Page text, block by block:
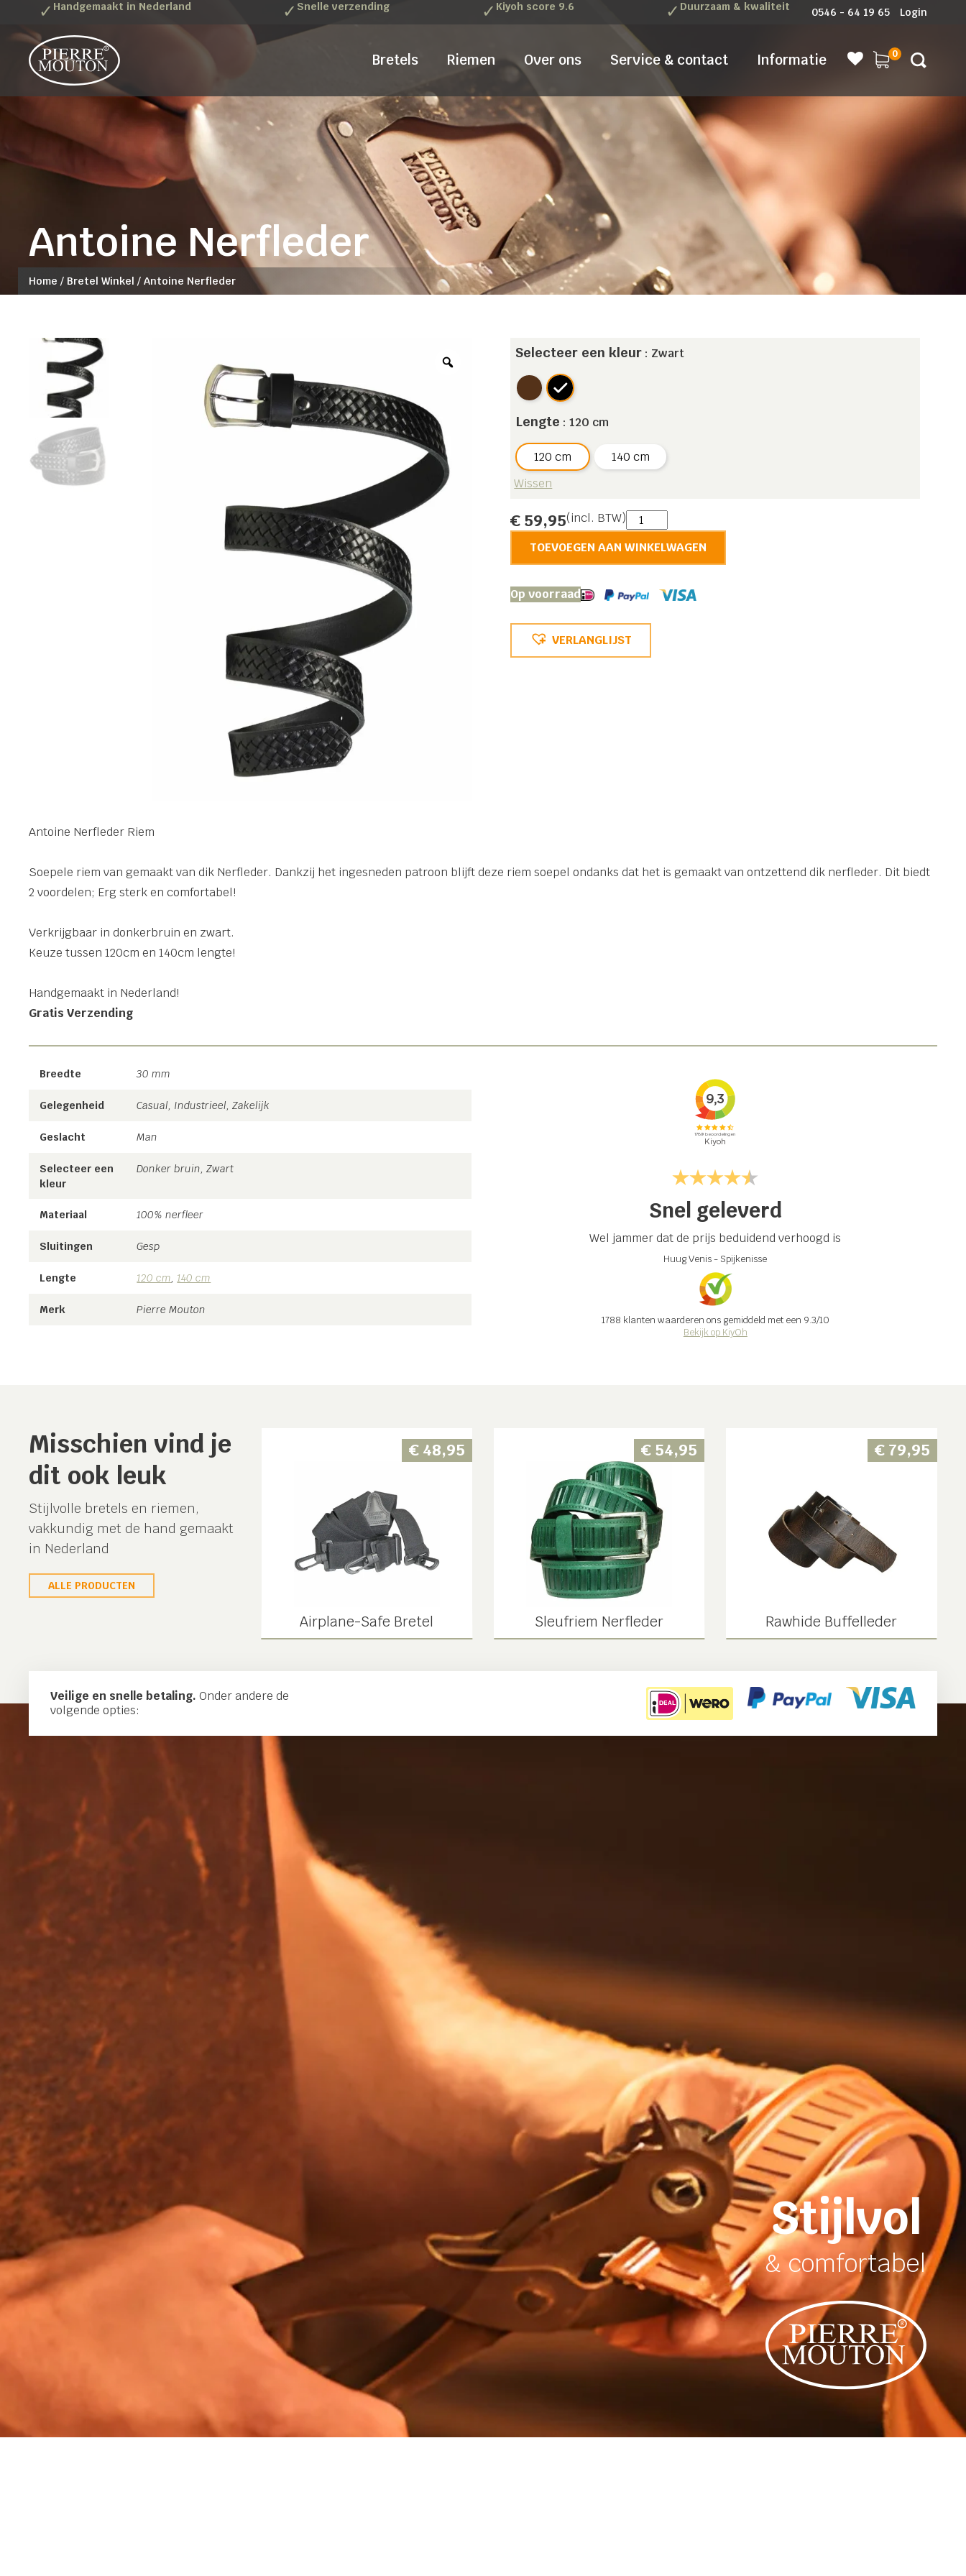
✓ Handgemaakt in Nederland ✓ Snelle verzending ✓ Kiyoh score 9.6 ✓ Duurzaam & kwaliteit 0546 - 64 19 65 Login
Bretels Riemen Over ons Service & contact Informatie 0
Antoine Nerfleder
Home / Bretel Winkel /Antoine Nerfleder
Selecteer een kleur : Zwart
Lengte : 120 cm
120 cm
140 cm
Wissen
€59,95(incl. BTW) Antoine
Nerfleder
aantal
TOEVOEGEN AAN WINKELWAGEN
Op voorraad
VERLANGLIJST
Antoine Nerfleder Riem
Soepele riem van gemaakt van dik Nerfleder. Dankzij het ingesneden patroon blijft deze riem soepel ondanks dat het is gemaakt van ontzettend dik nerfleder. Dit biedt
2 voordelen; Erg sterk en comfortabel!
Verkrijgbaar in donkerbruin en zwart.
Keuze tussen 120cm en 140cm lengte!
Handgemaakt in Nederland!
Gratis Verzending
Breedte 30 mm
Gelegenheid Casual, Industrieel, Zakelijk
Geslacht Man
Selecteer een
kleur
Donker bruin, Zwart
Materiaal 100% nerfleer
Sluitingen Gesp
Lengte 120 cm,140 cm
Merk Pierre Mouton
Snel geleverd
Wel jammer dat de prijs beduidend verhoogd is
Huug Venis- Spijkenisse
1788 klanten waarderen ons gemiddeld met een 9.3/10
Bekijk op KiyOh
Misschien vind je
dit ook leuk
Stijlvolle bretels en riemen,
vakkundig met de hand gemaakt
in Nederland
ALLE PRODUCTEN
€48,95
Airplane-Safe Bretel
€54,95
Sleufriem Nerfleder
€79,95
Rawhide Buffelleder
Veilige en snelle betaling. Onder andere de
volgende opties:
Stijlvol
& comfortabel